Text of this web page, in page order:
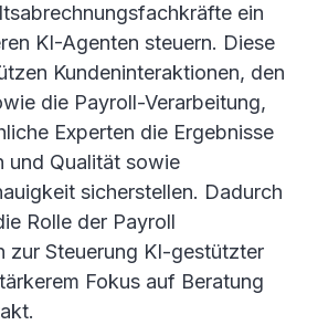
ein
KI-Agenten steuern. Diese
Kundeninteraktionen, den
die Payroll-Verarbeitung,
Experten die Ergebnisse
und Qualität sowie
sicherstellen. Dadurch
Rolle der Payroll
zur Steuerung KI-gestützter
Fokus auf Beratung